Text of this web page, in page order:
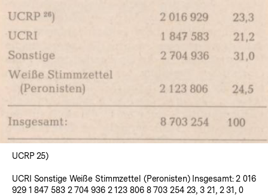
öffnen
UCRP 25)
UCRI Sonstige Weiße Stimmzettel (Peronisten) Insgesamt: 2 016
929 1 847 583 2 704 936 2 123 806 8 703 254 23, 3 21, 2 31, 0